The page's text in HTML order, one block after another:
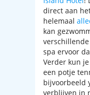
direct aan
helemaal
kan
spa ervoor
Verder kun
een potje
bijvoorbeeld
verblijven in